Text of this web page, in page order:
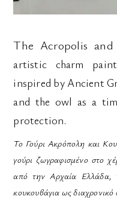
The Acropolis
artistic charm
inspired by Ancient
and the owl as a
protection.
Το Γούρι Ακρόπολη και
γούρι ζωγραφισμένο στο
από την Αρχαία Ελλάδα,
κουκουβάγια ως